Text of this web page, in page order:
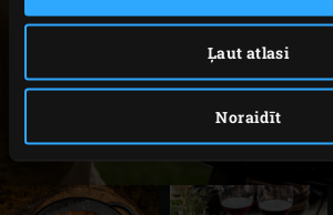
Ļaut atlasi
Noraidīt